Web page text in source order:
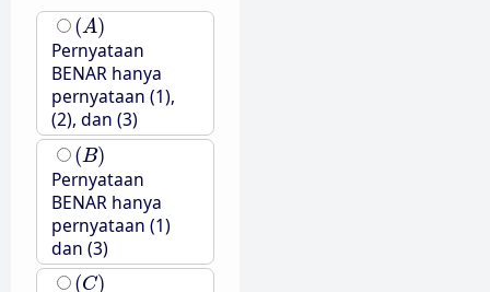
(A)
(A)
Pernyataan
BENAR hanya
pernyataan (1),
(2), dan (3)
(B)
(B)
Pernyataan
BENAR hanya
pernyataan (1)
dan (3)
(C)
(C)